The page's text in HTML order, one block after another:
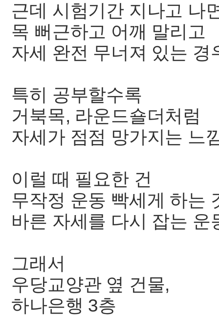
근데 시험기간 지나고 나
목 뻐근하고 어깨 말리고
자세 완전 무너져 있는
특히 공부할수록
거북목, 라운드숄더처럼
자세가 점점 망가지는 느
이럴 때 필요한 건
무작정 운동 빡세게 하는
바른 자세를 다시 잡는 운
그래서
우당교양관 옆 건물,
하나은행 3층